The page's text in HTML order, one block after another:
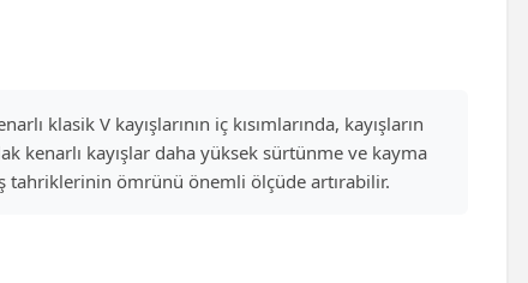
klasik V kayışlarının iç kısımlarında, kayışların
kenarlı kayışlar daha yüksek sürtünme ve kayma
tahriklerinin ömrünü önemli ölçüde artırabilir.